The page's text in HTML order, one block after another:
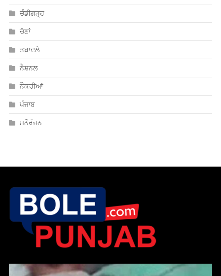
ਚੰਡੀਗੜ੍ਹ
ਚੋਣਾਂ
ਤਬਾਦਲੇ
ਨੈਸ਼ਨਲ
ਨੌਕਰੀਆਂ
ਪੰਜਾਬ
ਮਨੋਰੰਜਨ